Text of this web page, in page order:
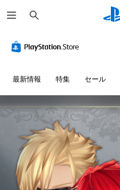
索
最新情報 特集 セール